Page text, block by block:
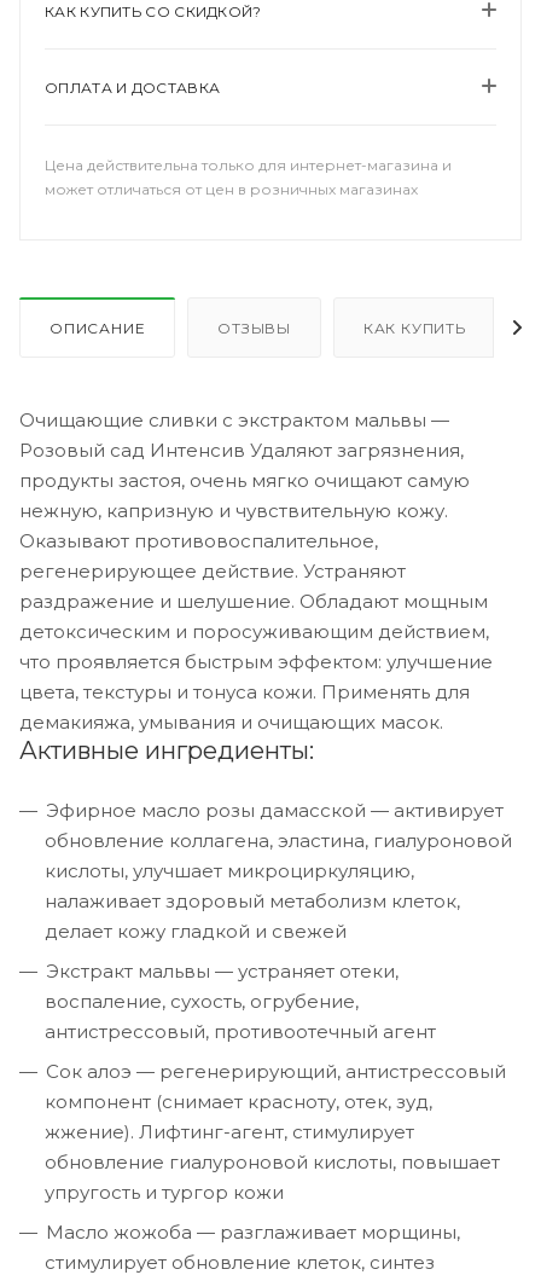
КАК КУПИТЬ СО СКИДКОЙ?
ОПЛАТА И ДОСТАВКА
Цена действительна только для интернет-магазина и
может отличаться от цен в розничных магазинах
ОПИСАНИЕ ОТЗЫВЫ КАК КУПИТЬ
Очищающие сливки с экстрактом мальвы —
Розовый сад Интенсив Удаляют загрязнения,
продукты застоя, очень мягко очищают самую
нежную, капризную и чувствительную кожу.
Оказывают противовоспалительное,
регенерирующее действие. Устраняют
раздражение и шелушение. Обладают мощным
детоксическим и поросуживающим действием,
что проявляется быстрым эффектом: улучшение
цвета, текстуры и тонуса кожи. Применять для
демакияжа, умывания и очищающих масок.
Активные ингредиенты:
Эфирное масло розы дамасской — активирует
обновление коллагена, эластина, гиалуроновой
кислоты, улучшает микроциркуляцию,
налаживает здоровый метаболизм клеток,
делает кожу гладкой и свежей
Экстракт мальвы — устраняет отеки,
воспаление, сухость, огрубение,
антистрессовый, противоотечный агент
Сок алоэ — регенерирующий, антистрессовый
компонент (снимает красноту, отек, зуд,
жжение). Лифтинг-агент, стимулирует
обновление гиалуроновой кислоты, повышает
упругость и тургор кожи
Масло жожоба — разглаживает морщины,
стимулирует обновление клеток, синтез